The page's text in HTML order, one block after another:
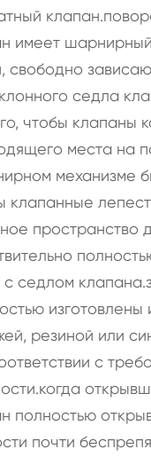
имеет
свободно
седла
чтобы клапаны
места на
механизме
клапанные
пространство
с седлом
изготовлены
резиной или
с
полностью
почти